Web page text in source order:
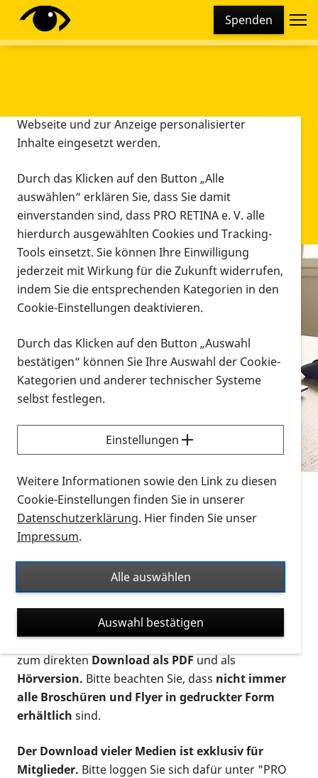
Spenden
Infomaterial
Infomaterial
Vorlesen
Alle Infomaterialien in verschiedenen
Formaten an einem Ort
Sie möchten wissen, wie Sie nach Infonmaterial
suchen und dieses bestellen bzw. herunterladen
können? Schauen Sie sich dieErklärvideos zum
Thema Infomaterial auf der PRO RETINA-Website
für blinde und sehbehinderte Menschen an.
Auf dieser Seite finden Sie sämtliches Infomaterial
Ort. Nutzen Sie den Formatfilter, um ausschließlich
nach Flyern und Broschüren, Audios oder Videos zu
suchen. Die meisten Flyer und Broschüren werden in
verschiedenen Formaten angeboten: zur
postalischen Bestellung als gedruckte Variante
zum direktenDownload als PDFund als
Hörversion. Bitte beachten Sie, dass nicht immer
alle Broschüren und Flyer in gedruckter Form
erhältlich sind.
Der Download vieler Medien ist exklusiv für
Mitglieder. Bitte loggen Sie sich dafür unter "PRO
Diese Webseite setzt verschiedene Cookies und
Tracking-Tools ein. Dies beinhaltet Cookies und
Webseite und zur Anzeige personalisierter
Inhalte eingesetzt werden.
Durch das Klicken auf den Button „Alle
auswählen“ erklären Sie, dass Sie damit
einverstanden sind, dass PRO RETINA e. V. alle
hierdurch ausgewählten Cookies und Tracking-
Tools einsetzt. Sie können Ihre Einwilligung
jederzeit mit Wirkung für die Zukunft widerrufen,
indem Sie die entsprechenden Kategorien in den
Cookie-Einstellungen deaktivieren.
Durch das Klicken auf den Button „Auswahl
bestätigen“ können Sie Ihre Auswahl der Cookie-
Kategorien und anderer technischer Systeme
selbst festlegen.
Einstellungen
Weitere Informationen sowie den Link zu diesen
Cookie-Einstellungen finden Sie in unserer
Datenschutzerklärung. Hier finden Sie unser
Impressum.
Alle auswählen
Auswahl bestätigen